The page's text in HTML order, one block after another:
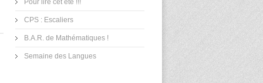
Pour lire cet été !!!
CPS : Escaliers
B.A.R. de Mathématiques !
Semaine des Langues